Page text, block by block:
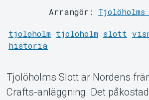
Support
Arrangör:
tjoloholm tjolöholm slott
historia
Tjolöholms Slott är Nordens
Crafts-anläggning. Det